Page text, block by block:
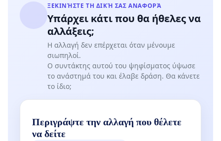
ΞΕΚΙΝΉΣΤΕ ΤΗ ΔΙΚΉ ΣΑΣ ΑΝΑΦΟΡΆ
Υπάρχει κάτι που θα ήθελες να
αλλάξεις;
Η αλλαγή δεν επέρχεται όταν μένουμε
σιωπηλοί.
Ο συντάκτης αυτού του ψηφίσματος ύψωσε
το ανάστημά του και έλαβε δράση. Θα κάνετε
το ίδιο;
Περιγράψτε την αλλαγή που θέλετε
να δείτε